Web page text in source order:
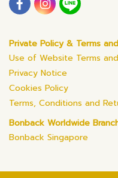
Private Policy & Terms
Use of Website Terms
Privacy Notice
Cookies Policy
Terms, Conditions and
Bonback Worldwide
Bonback Singapore